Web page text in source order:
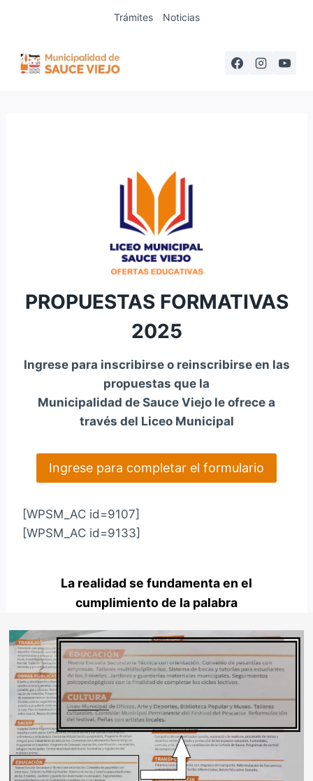
Trámites Noticias
PROPUESTAS FORMATIVAS
2025
Ingrese para inscribirse o reinscribirse en las
propuestas que la
Municipalidad de Sauce Viejo le ofrece a
través del Liceo Municipal
Ingrese para completar el formulario
[WPSM_AC id=9107]
[WPSM_AC id=9133]
La realidad se fundamenta en el
cumplimiento de la palabra